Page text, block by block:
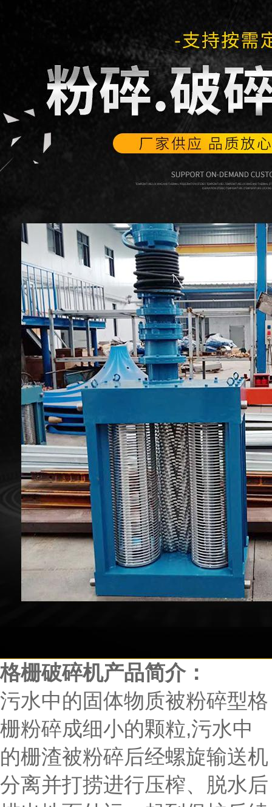
格栅破碎机产品简介：
污水中的固体物质被粉碎型格
栅粉碎成细小的颗粒,污水中
的栅渣被粉碎后经螺旋输送机
分离并打捞进行压榨、脱水后